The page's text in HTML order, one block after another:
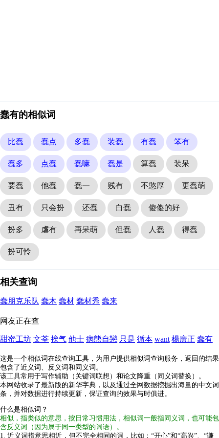
蠢有的相似词
比蠢 蠢点 多蠢 装蠢 有蠢 笨有
蠢多 点蠢 蠢嘛 蠢是 算蠢 装呆
要蠢 他蠢 蠢一 贱有 不憨厚 更蠢萌
丑有 只会扮 还蠢 白蠢 傻傻的好
扮多 虐有 再呆萌 但蠢 人蠢 得蠢
扮可怜
相关查询
蠢朋克乐队 蠢木 蠢材 蠢材秀 蠢来
网友正在查
甜蜜工坊 文荃 挨气 他士 病態自戀 只是 循本 want 楊廣正 蠢有
这是一个相似词在线查询工具，为用户提供相似词查询服务，返回的结果
包含了近义词、反义词和同义词。
该工具常用于写作辅助（关键词联想）和论文降重（同义词替换）。
本网站收录了最新版的新华字典，以及通过全网数据挖掘出海量的中文词
条，并对数据进行持续更新，保证查询的效果与时俱进。
什么是相似词？
相似，指类似的意思，按日常习惯用法，相似词一般指同义词，也可能包
含反义词（因为属于同一类型的词语）。
1. 近义词指意思相近，但不完全相同的词，比如：“开心”和“高兴”、“谦